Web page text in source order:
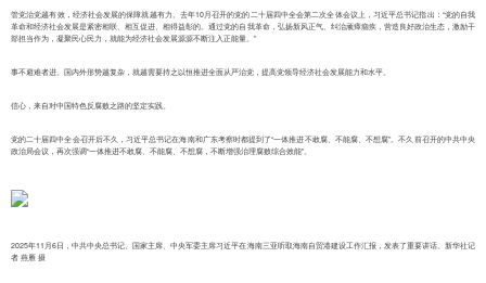
管党治党越有效，经济社会发展的保障就越有力。去年10月召开的党的二十届四中全会第二次全体会议上，习近平总书记指出：“党的自我
革命和经济社会发展是紧密相联、相互促进、相得益彰的。通过党的自我革命，弘扬新风正气、纠治顽瘴痼疾，营造良好政治生态，激励干
部担当作为，凝聚民心民力，就能为经济社会发展源源不断注入正能量。”
事不避难者进。国内外形势越复杂，就越需要持之以恒推进全面从严治党，提高党领导经济社会发展能力和水平。
信心，来自对中国特色反腐败之路的坚定实践。
党的二十届四中全会召开后不久，习近平总书记在海南和广东考察时都提到了“一体推进不敢腐、不能腐、不想腐”。不久前召开的中共中央
政治局会议，再次强调“一体推进不敢腐、不能腐、不想腐，不断增强治理腐败综合效能”。
2025年11月6日，中共中央总书记、国家主席、中央军委主席习近平在海南三亚听取海南自贸港建设工作汇报，发表了重要讲话。新华社记
者 燕雁 摄